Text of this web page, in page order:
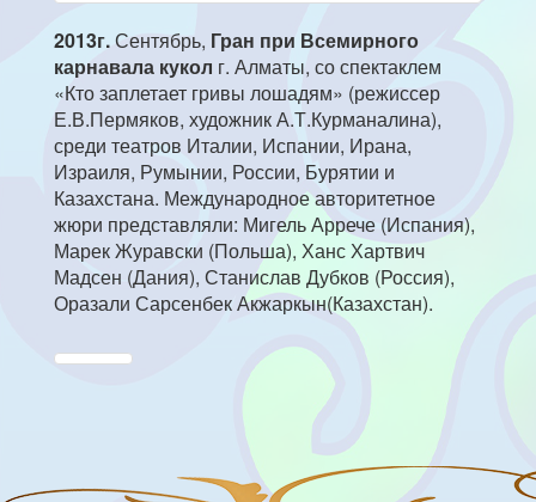
2013г.Сентябрь, Гран при Всемирного
карнавала кукол г. Алматы, со спектаклем
«Кто заплетает гривы лошадям» (режиссер
Е.В.Пермяков, художник А.Т.Курманалина),
среди театров Италии, Испании, Ирана,
Израиля, Румынии, России, Бурятии и
Казахстана. Международное авторитетное
жюри представляли: Мигель Аррече (Испания),
Марек Журавски (Польша), Ханс Хартвич
Мадсен (Дания), Станислав Дубков (Россия),
Оразали Сарсенбек Акжаркын(Казахстан).